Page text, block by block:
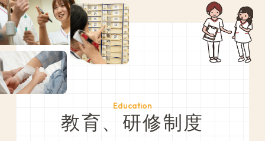
Education
教育、研修制度